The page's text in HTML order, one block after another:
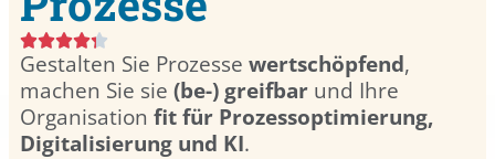
Gestalten Sie Prozesse wertschöpfend,
machen Sie sie (be-) greifbar und Ihre
Organisation fit für Prozessoptimierung,
Digitalisierung und KI.